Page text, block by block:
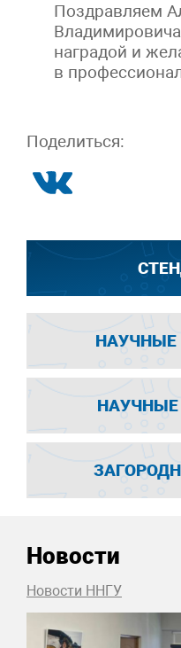
Поздравляем
наградой и
в
Поделиться:
НАУЧНЫЕ
Новости
Новости ННГУ